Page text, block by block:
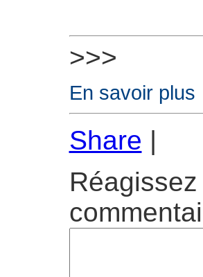
>>>
En savoir plus
Share |